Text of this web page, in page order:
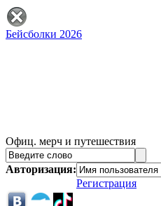
Бейсболки 2026
Офиц. мерч и путешествия
Авторизация:
Регистрация